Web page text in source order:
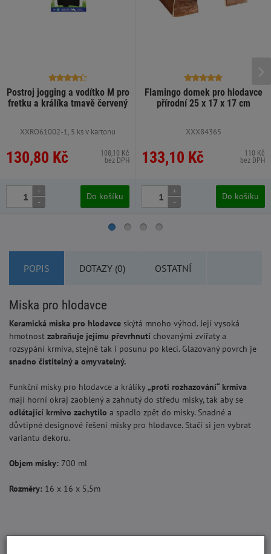
Postroj jogging a vodítko M pro
fretku a králíka tmavě červený
XXRO61002-1, 5 ks v kartonu
130,80 Kč
108,10 Kč
bez DPH
+
-
Do košíku
Flamingo domek pro hlodavce
přírodní 25 x 17 x 17 cm
XXX84365
133,10 Kč
110 Kč
bez DPH
+
-
Do košíku
POPIS DOTAZY (0) OSTATNÍ
Miska pro hlodavce
Keramická miska pro hlodavce skýtá mnoho výhod. Její vysoká
hmotnost zabraňuje jejímu převrhnutí chovanými zvířaty a
rozsypání krmiva, stejně tak i posunu po kleci. Glazovaný povrch je
snadno čistitelný a omyvatelný.
Funkční misky pro hlodavce a králíky „proti rozhazování“ krmiva
mají horní okraj zaoblený a zahnutý do středu misky, tak aby se
odlétající krmivo zachytilo a spadlo zpět do misky. Snadné a
důvtipné designové řešení misky pro hlodavce. Stačí si jen vybrat
variantu dekoru.
Objem misky: 700 ml
Rozměry: 16 x 16 x 5,5m